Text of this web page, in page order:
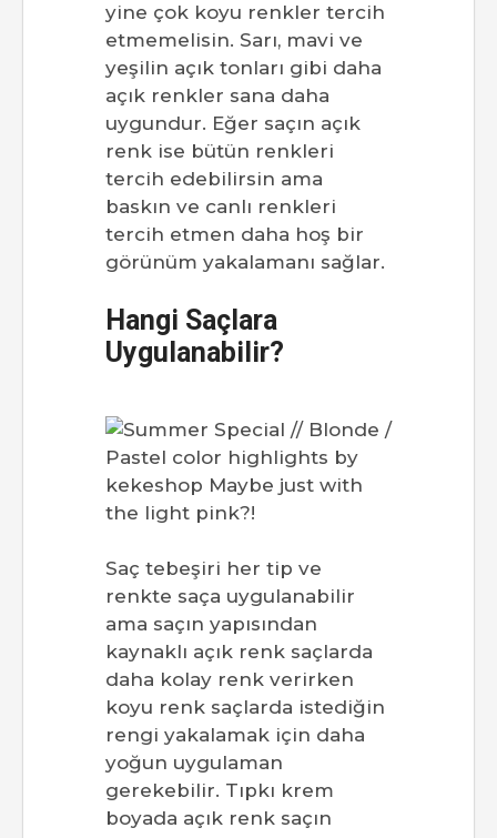
yine çok koyu renkler tercih
etmemelisin. Sarı, mavi ve
yeşilin açık tonları gibi daha
açık renkler sana daha
uygundur. Eğer saçın açık
renk ise bütün renkleri
tercih edebilirsin ama
baskın ve canlı renkleri
tercih etmen daha hoş bir
görünüm yakalamanı sağlar.
Hangi Saçlara
Uygulanabilir?
Saç tebeşiri her tip ve
renkte saça uygulanabilir
ama saçın yapısından
kaynaklı açık renk saçlarda
daha kolay renk verirken
koyu renk saçlarda istediğin
rengi yakalamak için daha
yoğun uygulaman
gerekebilir. Tıpkı krem
boyada açık renk saçın